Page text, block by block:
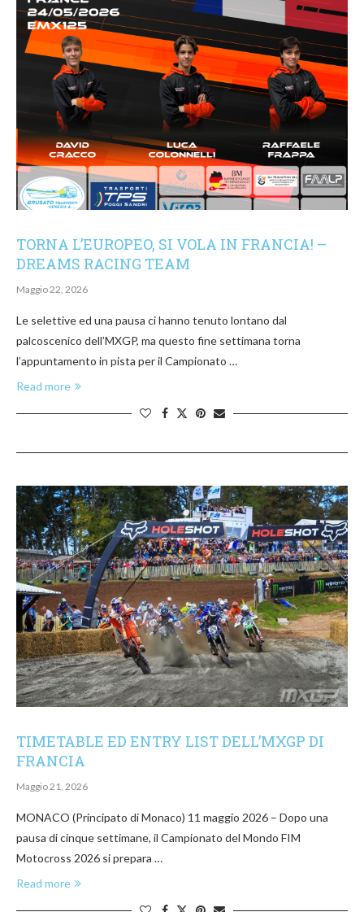
TORNA L’EUROPEO, SI VOLA IN FRANCIA! –
DREAMS RACING TEAM
Maggio 22, 2026
Le selettive ed una pausa ci hanno tenuto lontano dal
palcoscenico dell’MXGP, ma questo fine settimana torna
l’appuntamento in pista per il Campionato …
Read more
TIMETABLE ED ENTRY LIST DELL’MXGP DI
FRANCIA
Maggio 21, 2026
MONACO (Principato di Monaco) 11 maggio 2026 – Dopo una
pausa di cinque settimane, il Campionato del Mondo FIM
Motocross 2026 si prepara …
Read more